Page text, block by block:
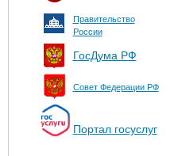
Правительство
России
ГосДума РФ
Совет Федерации РФ
Портал госуслуг